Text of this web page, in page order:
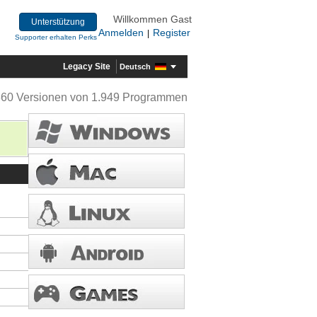
Unterstützung
Supporter erhalten Perks
Willkommen Gast
Anmelden
Register
Legacy Site Deutsch
Versionen von 1.949 Programmen